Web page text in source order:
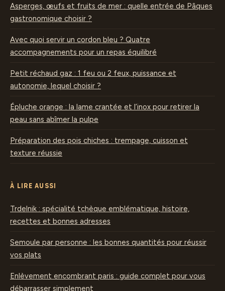
Asperges, œufs et fruits de mer : quelle entrée de Pâques
gastronomique choisir ?
Avec quoi servir un cordon bleu ? Quatre
accompagnements pour un repas équilibré
Petit réchaud gaz : 1 feu ou 2 feux, puissance et
autonomie, lequel choisir ?
Épluche orange : la lame crantée et l’inox pour retirer la
peau sans abîmer la pulpe
Préparation des pois chiches : trempage, cuisson et
texture réussie
À LIRE AUSSI
Trdelnik : spécialité tchèque emblématique, histoire,
recettes et bonnes adresses
Semoule par personne : les bonnes quantités pour réussir
vos plats
Enlèvement encombrant paris : guide complet pour vous
débarrasser simplement